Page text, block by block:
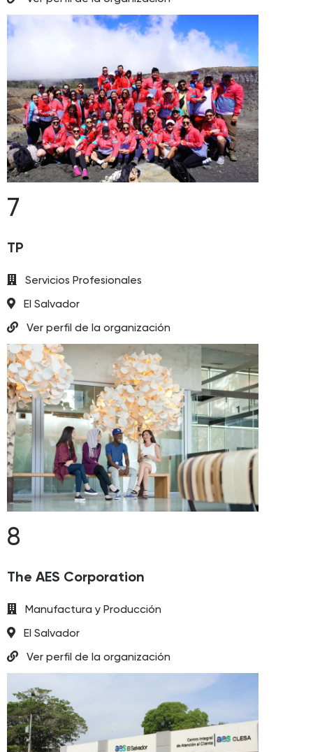
7
TP
Servicios Profesionales
El Salvador
Ver perfil de la organización
8
The AES Corporation
Manufactura y Producción
El Salvador
Ver perfil de la organización